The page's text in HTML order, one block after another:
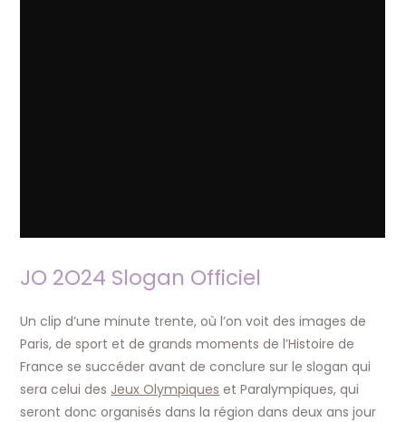
JO 2O24 Slogan Officiel
Un clip d’une minute trente, où l’on voit des images de
Paris, de sport et de grands moments de l’Histoire de
France se succéder avant de conclure sur le slogan qui
sera celui des Jeux Olympiques et Paralympiques, qui
seront donc organisés dans la région dans deux ans jour